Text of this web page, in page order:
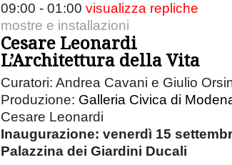
09:00 - 01:00 visualizza repliche
mostre e installazioni
Cesare Leonardi
L’Architettura della Vita
Curatori: Andrea Cavani e Giulio
Produzione: Galleria Civica di
Cesare Leonardi
Inaugurazione: venerdì 15
Palazzina dei Giardini Ducali